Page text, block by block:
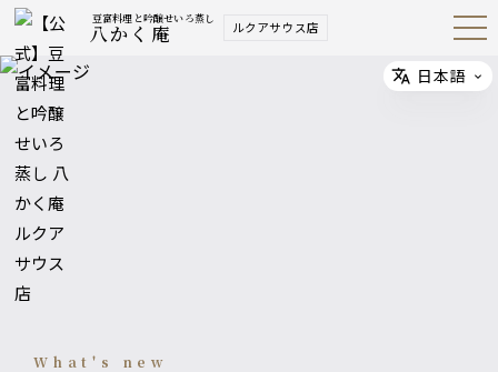
豆富料理と吟醸せいろ蒸し
八かく庵 ルクアサウス店 Open
Navig
what's new
Select
日本語